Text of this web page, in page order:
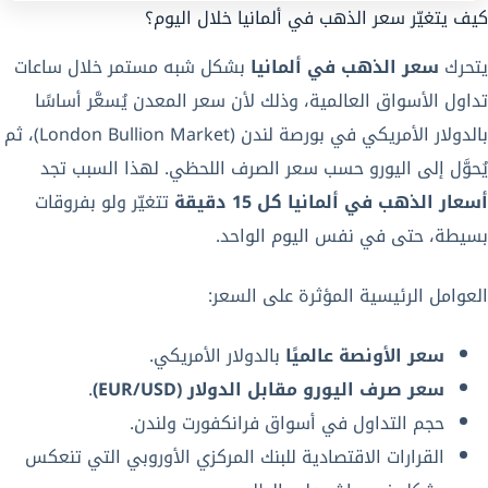
كيف يتغيّر سعر الذهب في ألمانيا خلال اليوم؟
يتحرك سعر الذهب في ألمانيا بشكل شبه مستمر خلال ساعات
تداول الأسواق العالمية، وذلك لأن سعر المعدن يُسعَّر أساسًا
بالدولار الأمريكي في بورصة لندن (London Bullion Market)، ثم
يُحوَّل إلى اليورو حسب سعر الصرف اللحظي. لهذا السبب تجد
أسعار الذهب في ألمانيا كل 15 دقيقة
تتغيّر ولو بفروقات
بسيطة، حتى في نفس اليوم الواحد.
العوامل الرئيسية المؤثرة على السعر:
سعر الأونصة عالميًا بالدولار الأمريكي.
سعر صرف اليورو مقابل الدولار (EUR/USD)
.
حجم التداول في أسواق فرانكفورت ولندن.
القرارات الاقتصادية للبنك المركزي الأوروبي التي تنعكس